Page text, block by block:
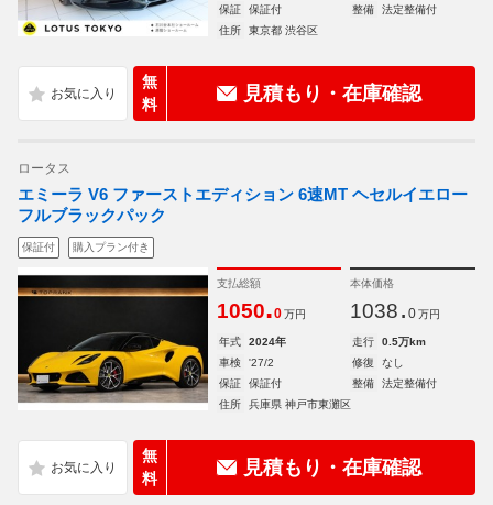
保証
保証付 整備
法定整備付
住所
東京都 渋谷区
無
料
見積もり・在庫確認
ロータス
エミーラ V6 ファーストエディション 6速MT ヘセルイエロー
フルブラックパック
保証付 購入プラン付き
支払総額
1050.0 万円
本体価格
1038. 0 万円
年式 2024年 走行
0.5万km
車検
'27/2 修復
なし
保証
保証付 整備
法定整備付
住所
兵庫県 神戸市東灘区
無
料
見積もり・在庫確認